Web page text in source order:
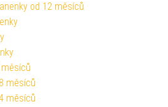
od 12 měsíců
měsíců
měsíců